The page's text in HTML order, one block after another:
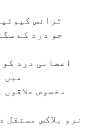
ٹرانس
اعصابی درد
میں
مخصوص
نرو بلاکس مستقل